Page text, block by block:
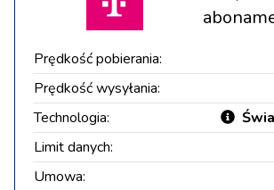
Prędkość pobierania:
Prędkość wysyłania:
Technologia:
Limit danych:
Umowa: